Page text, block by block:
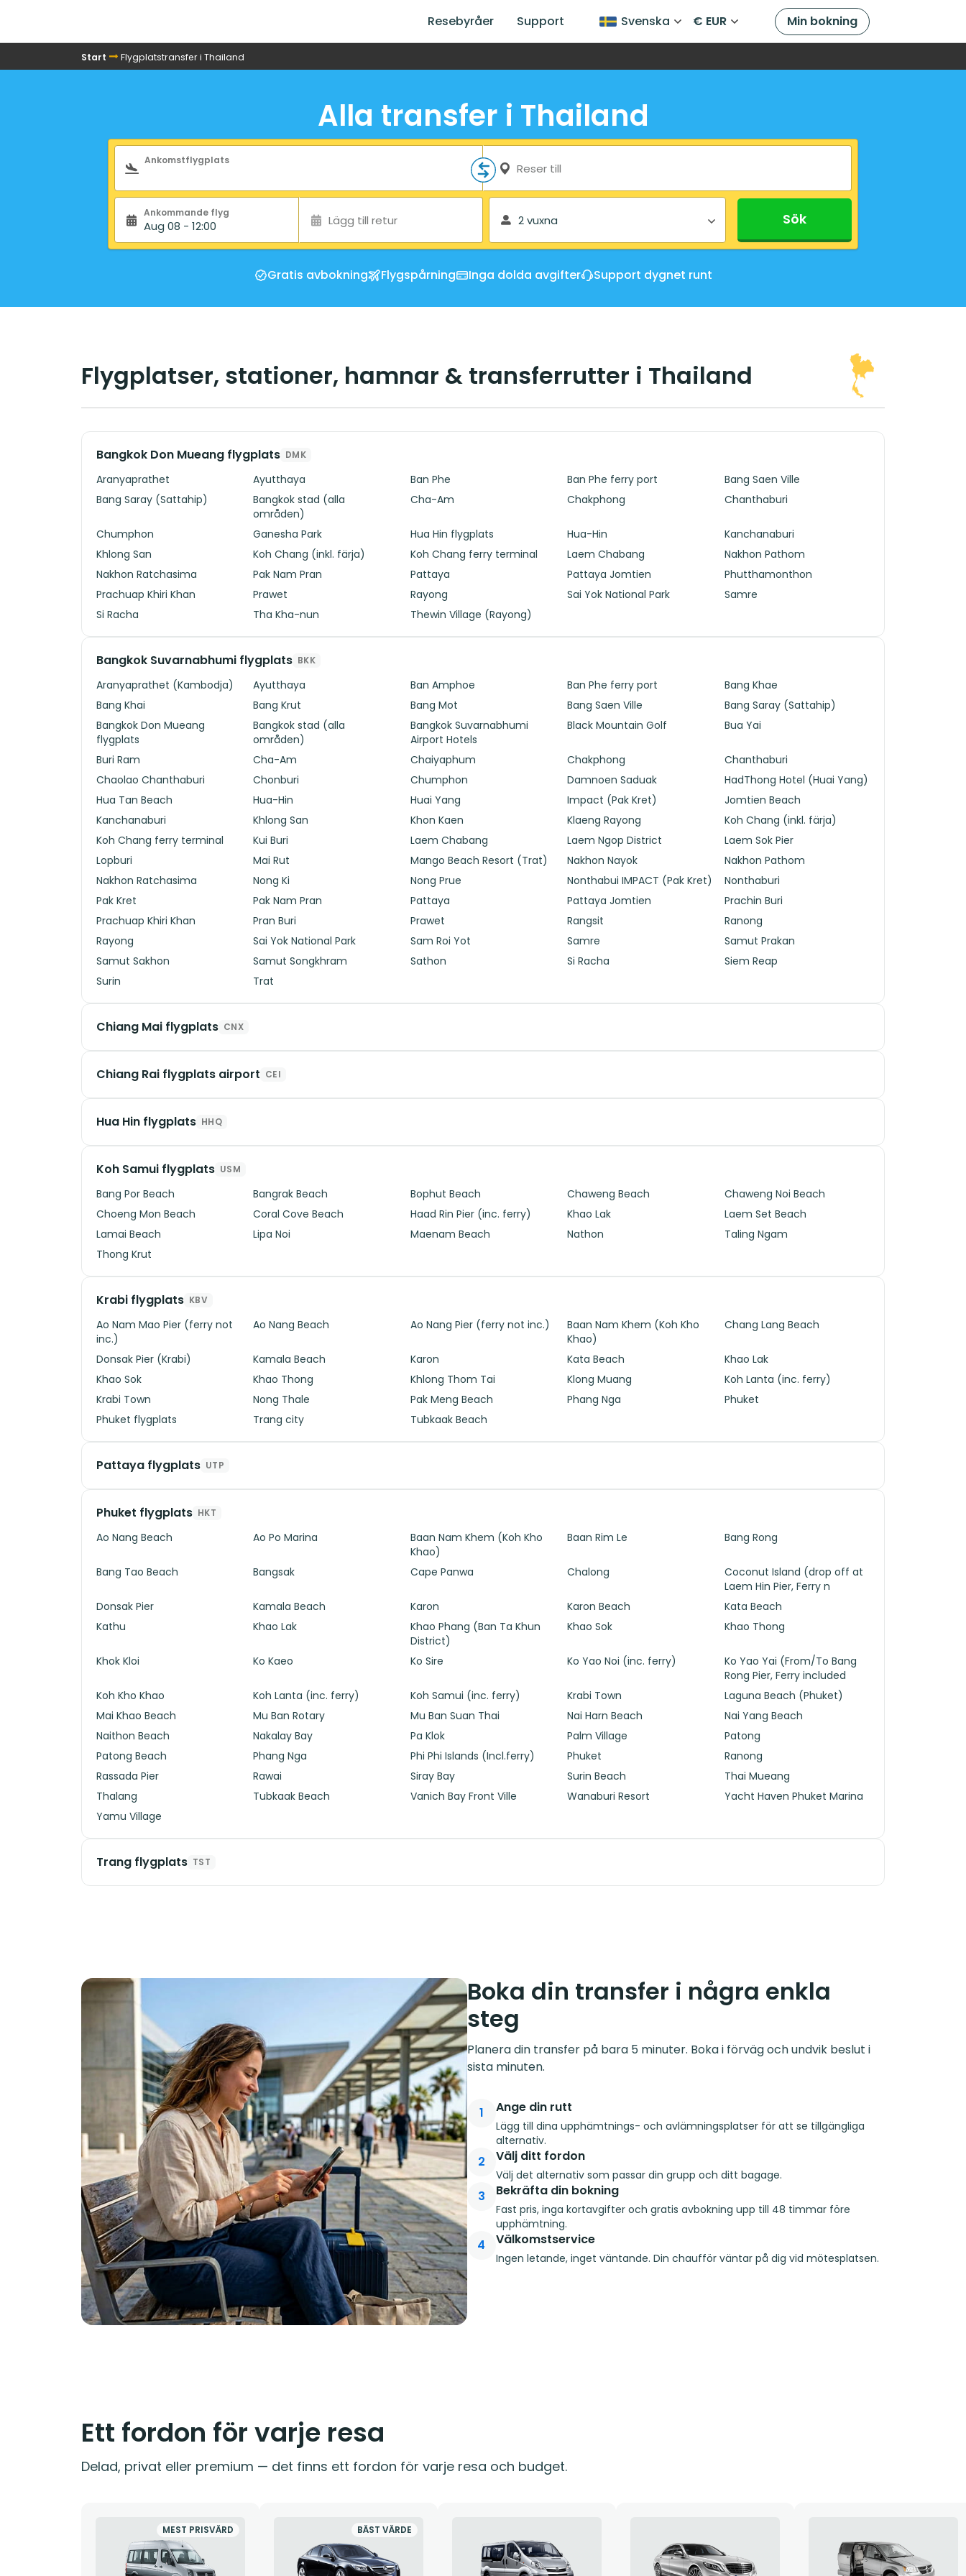
Resebyråer Support Svenska € EUR Min bokning
Start Flygplatstransfer i Thailand
Alla transfer i Thailand
Sökformulär
Ankomstflygplats
Reser till
Ankommande flyg
Aug 08 - 12:00 Lägg till retur 2 vuxna Sök
Gratis avbokning Flygspårning Inga dolda avgifter Support dygnet runt
Flygplatser, stationer, hamnar & transferrutter i Thailand
Bangkok Don Mueang flygplats DMK
Aranyaprathet Ayutthaya Ban Phe Ban Phe ferry port
Bang Saen Ville
Bang Saray (Sattahip)
Bangkok stad (alla
områden)
Cha-Am Chakphong Chanthaburi
Chumphon Ganesha Park Hua Hin flygplats Hua-Hin
Kanchanaburi
Khlong San
Koh Chang (inkl. färja) Koh Chang ferry terminal Laem Chabang
Nakhon Pathom
Nakhon Ratchasima
Pak Nam Pran Pattaya Pattaya Jomtien
Phutthamonthon
Prachuap Khiri Khan
Prawet Rayong Sai Yok National Park
Samre
Si Racha
Tha Kha-nun Thewin Village (Rayong)
Bangkok Suvarnabhumi flygplats BKK
Aranyaprathet (Kambodja) Ayutthaya Ban Amphoe Ban Phe ferry port
Bang Khae
Bang Khai
Bang Krut Bang Mot Bang Saen Ville
Bang Saray (Sattahip)
Bangkok Don Mueang
flygplats
Bangkok stad (alla
områden)
Bangkok Suvarnabhumi
Airport Hotels
Black Mountain Golf Bua Yai
Buri Ram Cha-Am Chaiyaphum Chakphong
Chanthaburi
Chaolao Chanthaburi
Chonburi Chumphon Damnoen Saduak
HadThong Hotel (Huai Yang)
Hua Tan Beach
Hua-Hin Huai Yang Impact (Pak Kret)
Jomtien Beach
Kanchanaburi
Khlong San Khon Kaen Klaeng Rayong
Koh Chang (inkl. färja)
Koh Chang ferry terminal
Kui Buri Laem Chabang Laem Ngop District
Laem Sok Pier
Lopburi
Mai Rut Mango Beach Resort (Trat) Nakhon Nayok
Nakhon Pathom
Nakhon Ratchasima
Nong Ki Nong Prue Nonthabui IMPACT (Pak Kret)
Nonthaburi
Pak Kret
Pak Nam Pran Pattaya Pattaya Jomtien
Prachin Buri
Prachuap Khiri Khan
Pran Buri Prawet Rangsit
Ranong
Rayong
Sai Yok National Park Sam Roi Yot Samre
Samut Prakan
Samut Sakhon
Samut Songkhram Sathon Si Racha
Siem Reap
Surin
Trat
Chiang Mai flygplats CNX
Chiang Rai flygplats airport CEI
Hua Hin flygplats HHQ
Koh Samui flygplats USM
Bang Por Beach Bangrak Beach Bophut Beach Chaweng Beach
Chaweng Noi Beach
Choeng Mon Beach
Coral Cove Beach Haad Rin Pier (inc. ferry) Khao Lak
Laem Set Beach
Lamai Beach
Lipa Noi Maenam Beach Nathon
Taling Ngam
Thong Krut
Krabi flygplats KBV
Ao Nam Mao Pier (ferry not
inc.)
Ao Nang Beach Ao Nang Pier (ferry not inc.)
Baan Nam Khem (Koh Kho
Khao)
Chang Lang Beach
Donsak Pier (Krabi) Kamala Beach Karon Kata Beach
Khao Lak
Khao Sok
Khao Thong Khlong Thom Tai Klong Muang
Koh Lanta (inc. ferry)
Krabi Town
Nong Thale Pak Meng Beach Phang Nga
Phuket
Phuket flygplats
Trang city Tubkaak Beach
Pattaya flygplats UTP
Phuket flygplats HKT
Ao Nang Beach Ao Po Marina
Baan Nam Khem (Koh Kho
Khao)
Baan Rim Le Bang Rong
Bang Tao Beach Bangsak Cape Panwa Chalong
Coconut Island (drop off at
Laem Hin Pier, Ferry n
Donsak Pier
Kamala Beach Karon Karon Beach
Kata Beach
Kathu
Khao Lak
Khao Phang (Ban Ta Khun
District)
Khao Sok Khao Thong
Khok Kloi Ko Kaeo Ko Sire Ko Yao Noi (inc. ferry)
Ko Yao Yai (From/To Bang
Rong Pier, Ferry included
Koh Kho Khao
Koh Lanta (inc. ferry) Koh Samui (inc. ferry) Krabi Town
Laguna Beach (Phuket)
Mai Khao Beach
Mu Ban Rotary Mu Ban Suan Thai Nai Harn Beach
Nai Yang Beach
Naithon Beach
Nakalay Bay Pa Klok Palm Village
Patong
Patong Beach
Phang Nga Phi Phi Islands (Incl.ferry) Phuket
Ranong
Rassada Pier
Rawai Siray Bay Surin Beach
Thai Mueang
Thalang
Tubkaak Beach Vanich Bay Front Ville Wanaburi Resort
Yacht Haven Phuket Marina
Yamu Village
Trang flygplats TST
Boka din transfer i några enkla
steg
Planera din transfer på bara 5 minuter. Boka i förväg och undvik beslut i
sista minuten.
1 Ange din rutt
Lägg till dina upphämtnings- och avlämningsplatser för att se tillgängliga
alternativ.
2 Välj ditt fordon
Välj det alternativ som passar din grupp och ditt bagage.
3 Bekräfta din bokning
Fast pris, inga kortavgifter och gratis avbokning upp till 48 timmar före
upphämtning.
4 Välkomstservice
Ingen letande, inget väntande. Din chaufför väntar på dig vid mötesplatsen.
Ett fordon för varje resa
Delad, privat eller premium — det finns ett fordon för varje resa och budget.
MEST PRISVÄRD BÄST VÄRDE